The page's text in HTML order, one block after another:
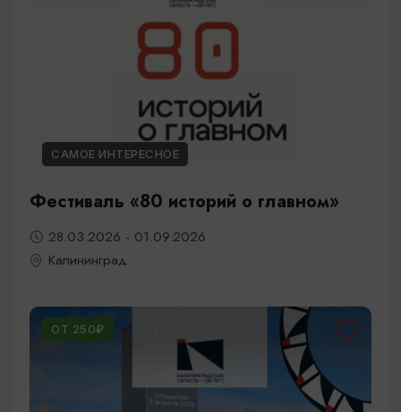
САМОЕ ИНТЕРЕСНОЕ
Фестиваль «80 историй о главном»
28.03.2026 - 01.09.2026
Калининград
ОТ 250₽